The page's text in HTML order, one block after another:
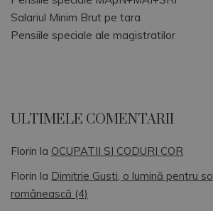
Salariul Minim Brut pe tara
Pensiile speciale ale magistratilor
ULTIMELE COMENTARII
Florin la OCUPATII SI CODURI COR
Florin la Dimitrie Gusti, o lumină pentru
românească (4)